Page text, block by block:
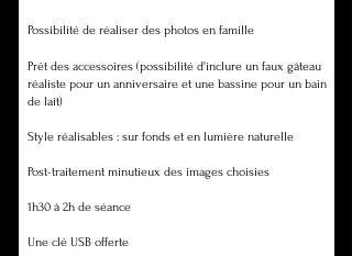
Possibilité de réaliser des photos en famille
Prêt des accessoires (possibilité d'inclure un faux gâteau
réaliste pour un anniversaire et une bassine pour un bain
de lait)
Style réalisables : sur fonds et en lumière naturelle
Post-traitement minutieux des images choisies
1h30 à 2h de séance
Une clé USB offerte